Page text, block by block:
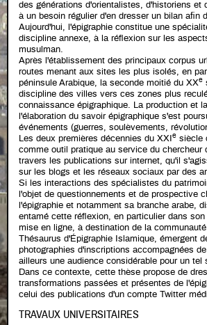
des générations d'orientalistes, d'historiens
à un besoin régulier d'en dresser un bilan afin
Aujourd'hui, l'épigraphie constitue une
discipline annexe, à la réflexion sur les
musulman.
Après l'établissement des principaux corpus
routes menant aux sites les plus isolés, en
péninsule Arabique, la seconde moitié du XXe
discipline des villes vers ces zones plus
connaissance épigraphique. La production et
l'élaboration du savoir épigraphique s'est
événements (guerres, soulèvements,
Les deux premières décennies du XXI e siècle
comme outil pratique au service du
travers les publications sur internet, qu'il
sur les blogs et les réseaux sociaux par des
Si les interactions des spécialistes du
l'objet de questionnements et de prospective
l'épigraphie et notamment sa branche arabe,
entamé cette réflexion, en particulier dans
mise en ligne, à destination de la
Thésaurus d'Épigraphie Islamique, émergent
photographies d'inscriptions accompagnées
ailleurs une audience considérable pour un tel
Dans ce contexte, cette thèse propose de
transformations passées et présentes de
celui des publications d'un compte Twitter
TRAVAUX UNIVERSITAIRES